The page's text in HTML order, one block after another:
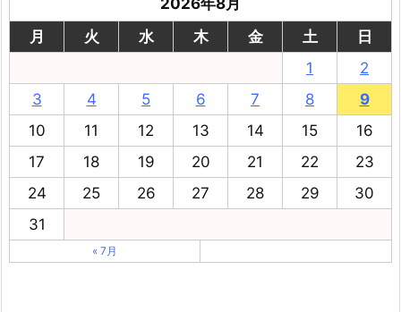
2026年8月
月
火 水 木 金 土
日
1
2
3
4 5 6 7 8
9
10
11 12 13 14 15
16
17
18 19 20 21 22
23
24
25 26 27 28 29
30
31
« 7月